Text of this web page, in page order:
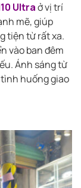
Ultraở vị trí
mẽ, giúp
tiện từ rất xa.
vào ban đêm
Ánh sáng từ
huống giao